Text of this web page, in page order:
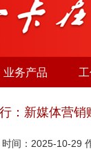
业务产品
：新媒体营销
时间：2025-10-29